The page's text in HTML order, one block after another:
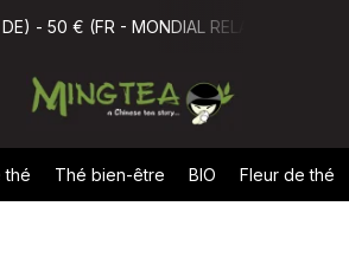
Commandé avant 11h, livré demain
thé Thé bien-être BIO Fleur de thé